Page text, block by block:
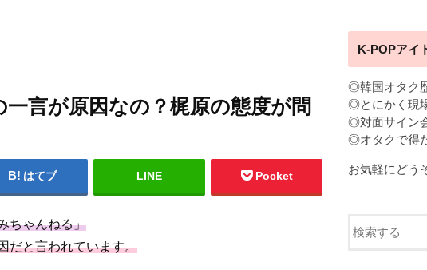
言が原因なの？梶原の態度が問
はてブ LINE Pocket
ちゃんねる」
だと言われています。
K-POPアイ
◎韓国オタク
◎とにかく現
◎対面サイン
◎オタクで得
お気軽にどう